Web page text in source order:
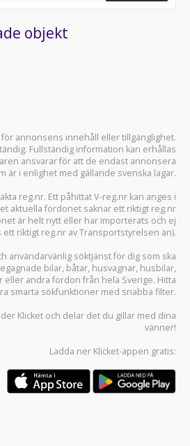
objekt
för annonsens innehåll eller tillgänglighet.
Fullständig information kan erhållas
ansvarar för att de endast annonsera
är i enlighet med gällande svenska lagar.
reg.nr. Ett påhittat V-reg.nr kan anges i
aktuella fordonet saknar ett riktigt reg.nr
är helt nytt eller har importerats och ej
ett riktigt reg.nr av Transportstyrelsen än).
användarvänlig söktjänst för dig som ska
bilar, båtar, husvagnar, husbilar,
eller andra fordon från hela Sverige. Hitta
smarta sökfunktioner med snabba filter.
Klicket och delar det du gillar med dina
vänner!
Ladda ner Klicket-appen gratis: